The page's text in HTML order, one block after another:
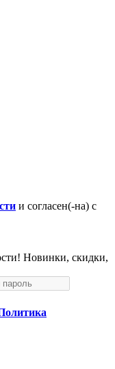
и согласен(-на) с
Новинки, скидки,